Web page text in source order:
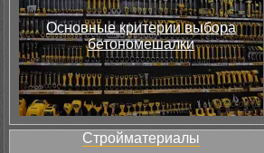
Основные критерии выбора
бетономешалки
Стройматериалы